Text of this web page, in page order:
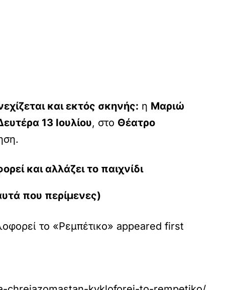
και εκτός σκηνής: η Μαριώ
13 Ιουλίου, στο Θέατρο
και αλλάζει το παιχνίδι
που περίμενες)
το «Ρεμπέτικο» appeared first